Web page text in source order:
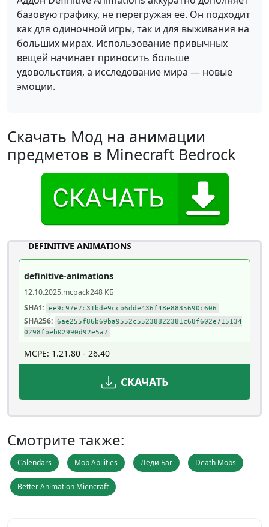
базовую графику, не перегружая её. Он подходит
как для одиночной игры, так и для выживания на
больших мирах. Использование привычных
вещей начинает приносить больше
удовольствия, а исследование мира — новые
эмоции.
Скачать Мод на анимации
предметов в Minecraft Bedrock
DEFINITIVE ANIMATIONS
definitive-animations
12.10.2025.mcpack248 КБ
SHA1: ee9c97e7c31bde9ccb6dde436f48e8835690c606
SHA256: 6ae255f86b69ba9552c55238822381c68f602e715134
0298fbeb02990d92e5a7
MCPE: 1.21.80 - 26.40
СКАЧАТЬ
Смотрите также:
Calendars Mob Abilities Леди Баг Death Mobs
Better Animation Miencraft